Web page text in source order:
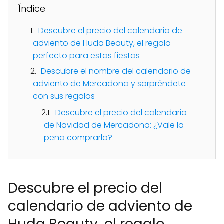
Índice
Descubre el precio del calendario de
adviento de Huda Beauty, el regalo
perfecto para estas fiestas
Descubre el nombre del calendario de
adviento de Mercadona y sorpréndete
con sus regalos
Descubre el precio del calendario
de Navidad de Mercadona: ¿Vale la
pena comprarlo?
Descubre el precio del
calendario de adviento de